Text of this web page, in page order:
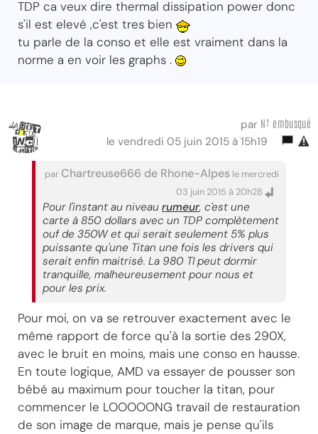
TDP ca veux dire thermal dissipation power donc
s'il est elevé ,c'est tres bien
tu parle de la conso et elle est vraiment dans la
norme a en voir les graphs .
par N² embusqué
le vendredi 05 juin 2015 à 15h19
par Chartreuse666 de Rhone-Alpes le mercredi
03 juin 2015 à 20h28
Pour l'instant au niveau rumeur, c'est une
carte à 850 dollars avec un TDP complètement
ouf de 350W et qui serait seulement 5% plus
puissante qu'une Titan une fois les drivers qui
serait enfin maitrisé. La 980 TI peut dormir
tranquille, malheureusement pour nous et
pour les prix.
Pour moi, on va se retrouver exactement avec le
même rapport de force qu'à la sortie des 290X,
avec le bruit en moins, mais une conso en hausse.
En toute logique, AMD va essayer de pousser son
bébé au maximum pour toucher la titan, pour
commencer le LOOOOONG travail de restauration
de son image de marque, mais je pense qu'ils